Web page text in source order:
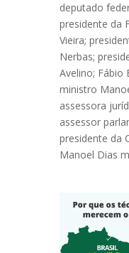
deputado
presidente da
Vieira;
Nerbas;
Avelino; Fábio
ministro
assessora
assessor
presidente da
Manoel Dias